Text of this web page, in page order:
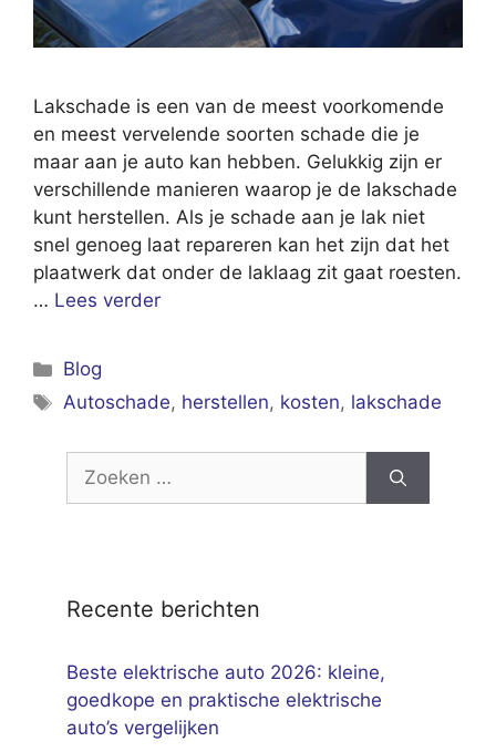
Lakschade is een van de meest voorkomende
en meest vervelende soorten schade die je
maar aan je auto kan hebben. Gelukkig zijn er
verschillende manieren waarop je de lakschade
kunt herstellen. Als je schade aan je lak niet
snel genoeg laat repareren kan het zijn dat het
plaatwerk dat onder de laklaag zit gaat roesten.
… Lees verder
Categorieën
Blog
Tags
Autoschade, herstellen, kosten, lakschade
Zoek
Recente berichten
Beste elektrische auto 2026: kleine,
goedkope en praktische elektrische
auto’s vergelijken